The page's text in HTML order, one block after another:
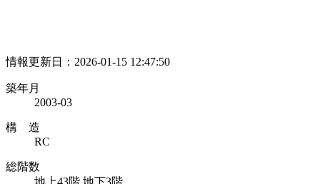
情報更新日：2026-01-15 12:47:50
築年月
2003-03
構 造
RC
総階数